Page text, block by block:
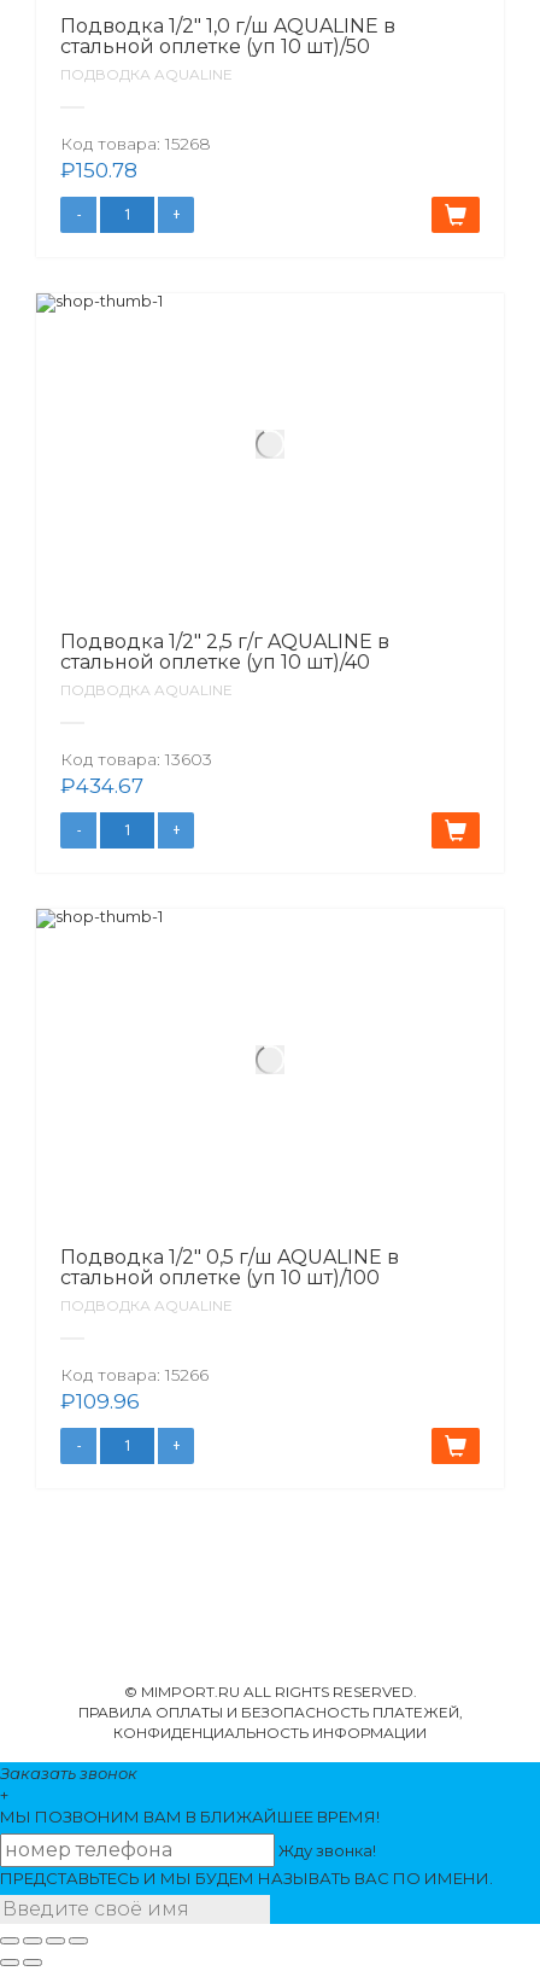
Подводка 1/2″ 1,0 г/ш AQUALINE в
стальной оплетке (уп 10 шт)/50
ПОДВОДКА AQUALINE
Код товара: 15268
₽150.78
Подводка 1/2″ 2,5 г/г AQUALINE в
стальной оплетке (уп 10 шт)/40
ПОДВОДКА AQUALINE
Код товара: 13603
₽434.67
Подводка 1/2″ 0,5 г/ш AQUALINE в
стальной оплетке (уп 10 шт)/100
ПОДВОДКА AQUALINE
Код товара: 15266
₽109.96
© MIMPORT.RU ALL RIGHTS RESERVED.
ПРАВИЛА ОПЛАТЫ И БЕЗОПАСНОСТЬ ПЛАТЕЖЕЙ,
КОНФИДЕНЦИАЛЬНОСТЬ ИНФОРМАЦИИ
Заказать звонок
+
МЫ ПОЗВОНИМ ВАМ В БЛИЖАЙШЕЕ ВРЕМЯ!
Жду звонка!
ПРЕДСТАВЬТЕСЬ И МЫ БУДЕМ НАЗЫВАТЬ ВАС ПО ИМЕНИ.